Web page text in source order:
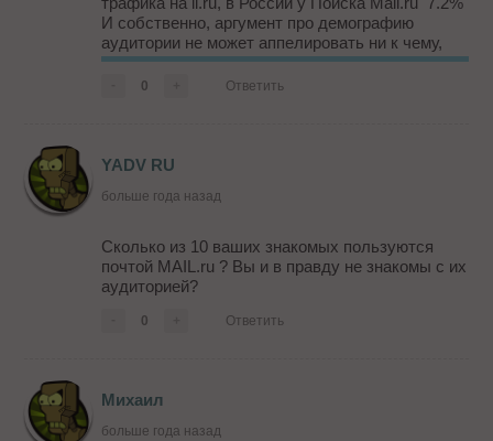
И собственно, аргумент про демографию
аудитории не может аппелировать ни к чему,
кроме TNS, так как только они предоставляют
такие данные. И более того, на Поиске@Mail.ru
0 Ответить
YADV RU
больше года назад
Сколько из 10 ваших знакомых пользуются
почтой MAIL.ru ? Вы и в правду не знакомы с их
аудиторией?
0 Ответить
Михаил
больше года назад